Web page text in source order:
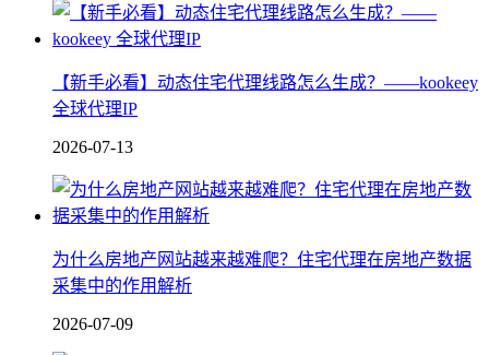
【新手必看】动态住宅代理线路怎么生成？——kookeey
全球代理IP
2026-07-13
为什么房地产网站越来越难爬？住宅代理在房地产数据
采集中的作用解析
2026-07-09